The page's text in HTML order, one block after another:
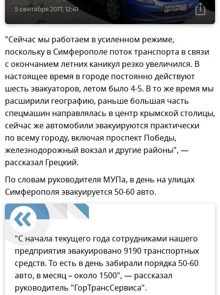
5 сентября 2017, 12:41
"Сейчас мы работаем в усиленном режиме,
поскольку в Симферополе поток транспорта в связи
с окончанием летних каникул резко увеличился. В
настоящее время в городе постоянно действуют
шесть эвакуаторов, летом было 4-5. В то же время мы
расширили географию, раньше большая часть
спецмашин направлялась в центр крымской столицы,
сейчас же автомобили эвакуируются практически
по всему городу, включая проспект Победы,
железнодорожный вокзал и другие районы", —
рассказал Грецкий.
По словам руководителя МУПа, в день на улицах
Симферополя эвакуируется 50-60 авто.
"С начала текущего года сотрудниками нашего
предприятия эвакуировано 9190 транспортных
средств. То есть в день забирали порядка 50-60
авто, в месяц – около 1500", — рассказал
руководитель "ГорТрансСервиса".